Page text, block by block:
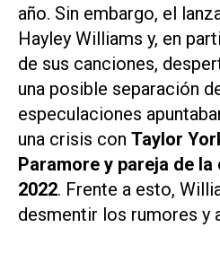
año. Sin embargo, el
Hayley Williams y, en
de sus canciones,
una posible separación
especulaciones
una crisis con Taylor
Paramore y pareja de
2022. Frente a esto,
desmentir los rumores y